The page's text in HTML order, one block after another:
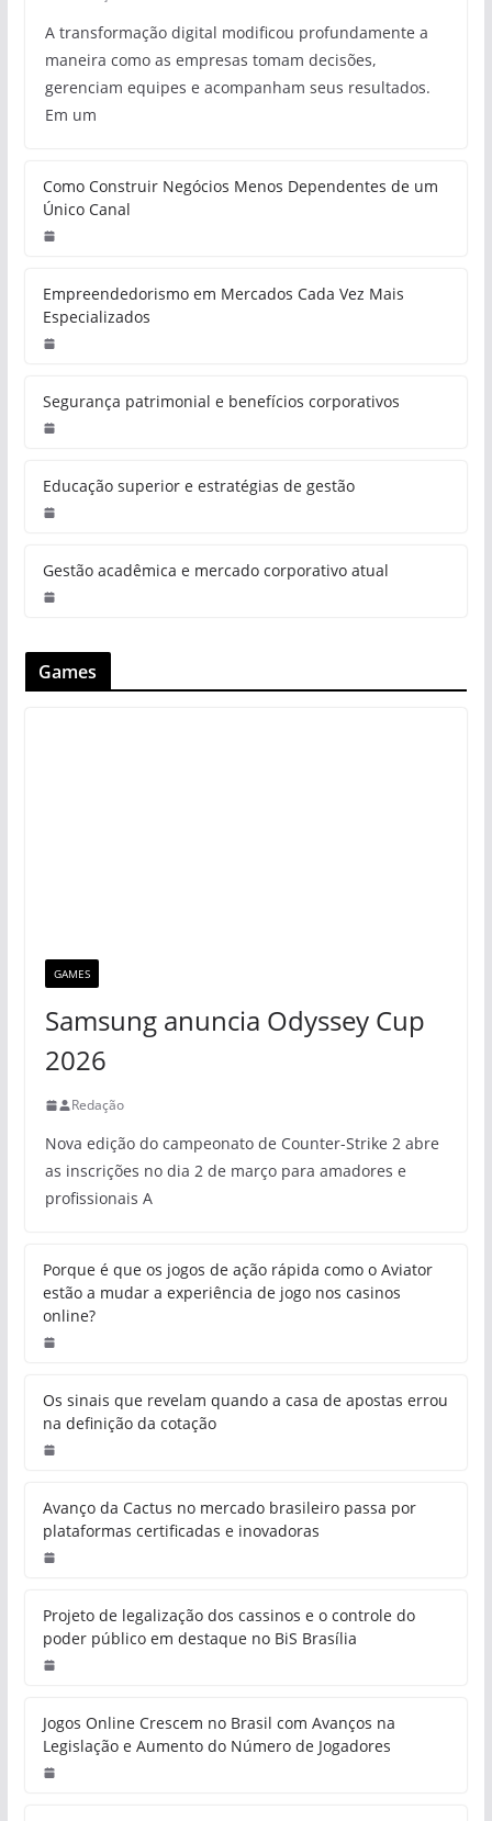
A transformação digital modificou profundamente a
maneira como as empresas tomam decisões,
gerenciam equipes e acompanham seus resultados.
Em um
Como Construir Negócios Menos Dependentes de um
Único Canal
Empreendedorismo em Mercados Cada Vez Mais
Especializados
Segurança patrimonial e benefícios corporativos
Educação superior e estratégias de gestão
Gestão acadêmica e mercado corporativo atual
Games
GAMES
Samsung anuncia Odyssey Cup
2026
Redação
Nova edição do campeonato de Counter-Strike 2 abre
as inscrições no dia 2 de março para amadores e
profissionais A
Porque é que os jogos de ação rápida como o Aviator
estão a mudar a experiência de jogo nos casinos
online?
Os sinais que revelam quando a casa de apostas errou
na definição da cotação
Avanço da Cactus no mercado brasileiro passa por
plataformas certificadas e inovadoras
Projeto de legalização dos cassinos e o controle do
poder público em destaque no BiS Brasília
Jogos Online Crescem no Brasil com Avanços na
Legislação e Aumento do Número de Jogadores